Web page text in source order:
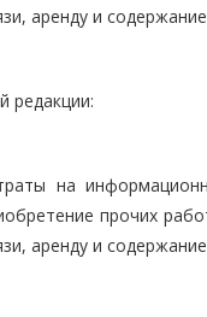
аренду и
редакции:
на
прочих
аренду и